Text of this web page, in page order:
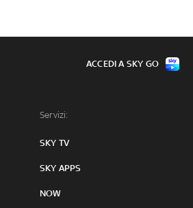
Servizi:
SKY TV
SKY APPS
NOW
ACCEDI A SKY GO